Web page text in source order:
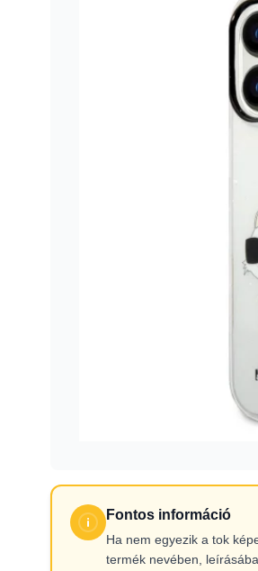
Fontos információ
Ha nem egyezik a tok
termék nevében,